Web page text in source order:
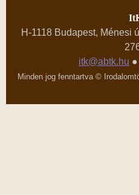
H-1118 Budapest, Ménesi
itk@abtk.hu ●
Minden jog fenntartva ©